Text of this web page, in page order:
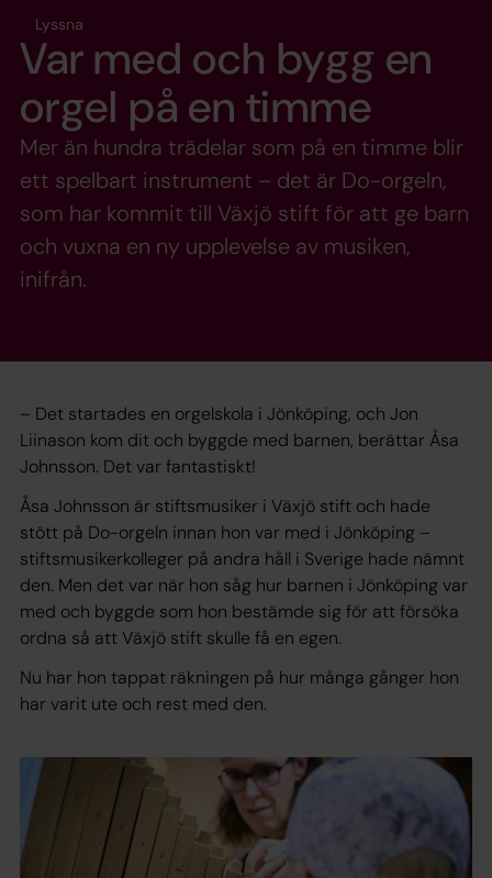
Lyssna
Var med och bygg en
orgel på en timme
Mer än hundra trädelar som på en timme blir
ett spelbart instrument – det är Do-orgeln,
som har kommit till Växjö stift för att ge barn
och vuxna en ny upplevelse av musiken,
inifrån.
– Det startades en orgelskola i Jönköping, och Jon
Liinason kom dit och byggde med barnen, berättar Åsa
Johnsson. Det var fantastiskt!
Åsa Johnsson är stiftsmusiker i Växjö stift och hade
stött på Do-orgeln innan hon var med i Jönköping –
stiftsmusikerkolleger på andra håll i Sverige hade nämnt
den. Men det var när hon såg hur barnen i Jönköping var
med och byggde som hon bestämde sig för att försöka
ordna så att Växjö stift skulle få en egen.
Nu har hon tappat räkningen på hur många gånger hon
har varit ute och rest med den.